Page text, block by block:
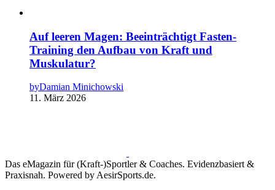
Auf leeren Magen: Beeinträchtigt Fasten-
Training den Aufbau von Kraft und
Muskulatur?
byDamian Minichowski
11. März 2026
Das eMagazin für (Kraft-)Sportler & Coaches. Evidenzbasiert &
Praxisnah. Powered by AesirSports.de.